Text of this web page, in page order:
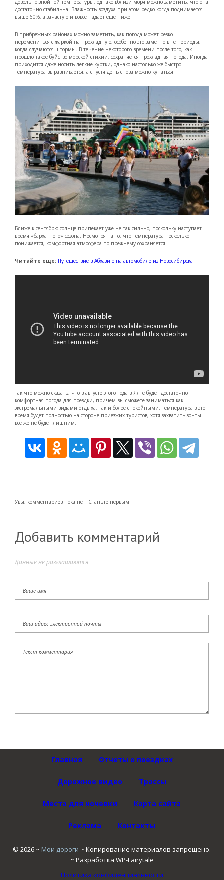
довольно знойной температуры, однако вблизи моря можно заметить, что она
достаточно стабильна. Влажность воздуха при этом редко когда поднимается
выше 60%, а зачастую и вовсе падает еще ниже.
В прибрежных районах можно заметить, как погода может резко
перемениться с жаркой на прохладную, особенно это заметно в те периоды,
когда случаются штормы. В течение некоторого времени после того, как
прошло такое буйство морской стихии, сохраняется прохладная погода. Иногда
приходится даже носить легкие куртки, однако настолько же быстро
температура выравнивается, а спустя день снова можно купаться.
Ближе к сентябрю солнце припекает уже не так сильно, поскольку наступает
время «бархатного» сезона. Несмотря на то, что температура несколько
понижается, комфортная атмосфера по-прежнему сохраняется.
Читайте еще: Путешествие в Абхазию на автомобиле из Новосибирска
Так что можно сказать, что в августе этого года в Ялте будет достаточно
комфортная погода для поездки, причем вы сможете заниматься как
экстремальными видами отдыха, так и более спокойными. Температура в это
время будет полностью на стороне приезжих туристов, хотя захватить зонты
все же не будет лишним.
Увы, комментариев пока нет. Станьте первым!
Добавить комментарий
Данные не разглашаются
Главная Отчеты о поездках
Дорожное видео Трассы
Места для ночевки Карта сайта
Реклама Контакты
© 2026 ~ Мои дороги ~ Копирование материалов запрещено.
~ Разработка WP-Fairytale
Политика конфиденциальности